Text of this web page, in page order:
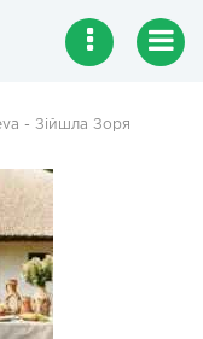
- Зійшла Зоря